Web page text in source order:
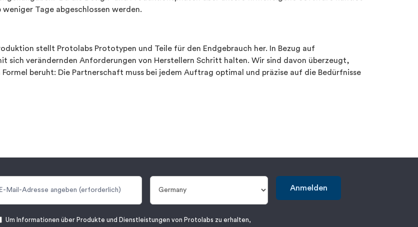
Tage abgeschlossen werden.
stellt Protolabs Prototypen und Teile für den Endgebrauch her. In Bezug auf
sich verändernden Anforderungen von Herstellern Schritt halten. Wir sind davon überzeugt,
beruht: Die Partnerschaft muss bei jedem Auftrag optimal und präzise auf die Bedürfnisse
Anmelden
Um Informationen über Produkte und Dienstleistungen von Protolabs zu erhalten,